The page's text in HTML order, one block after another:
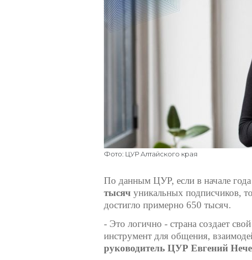
Фото: ЦУР Алтайского края
По данным ЦУР, если в начале года
тысяч уникальных подписчиков,
достигло примерно 650 тысяч.
- Это логично - страна создает
инструмент для общения,
руководитель ЦУР Евгений